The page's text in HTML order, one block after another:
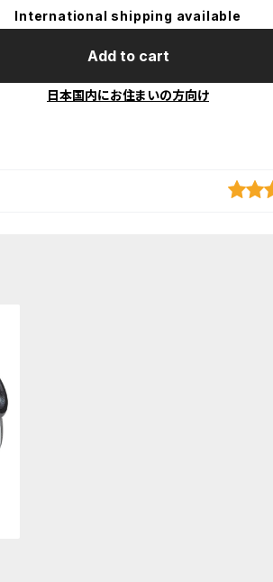
International shipping available
Add to cart
日本国内にお住まいの方向け